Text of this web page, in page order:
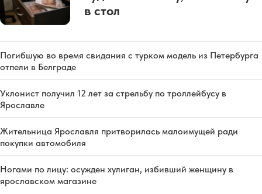
в стол
Погибшую во время свидания с турком модель из Петербурга
отпели в Белграде
Уклонист получил 12 лет за стрельбу по троллейбусу в
Ярославле
Жительница Ярославля притворилась малоимущей ради
покупки автомобиля
Ногами по лицу: осужден хулиган, избивший женщину в
ярославском магазине